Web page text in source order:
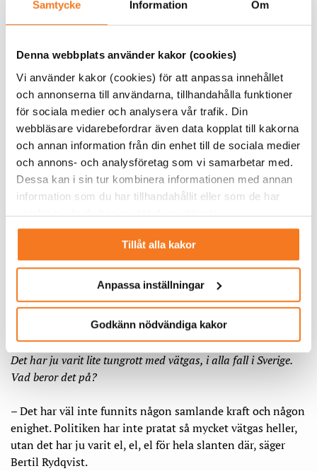
Samtycke Information Om
Denna webbplats använder kakor (cookies)
Vi använder kakor (cookies) för att anpassa innehållet
och annonserna till användarna, tillhandahålla funktioner
för sociala medier och analysera vår trafik. Din
webbläsare vidarebefordrar även data kopplat till kakorna
och annan information från din enhet till de sociala medier
och annons- och analysföretag som vi samarbetar med.
Dessa kan i sin tur kombinera informationen med annan
information som du har tillhandahållit eller som de har
samlat in när du har använt deras tjänster.
Tillåt alla kakor
Anpassa inställningar
Godkänn nödvändiga kakor
Finn Kofoed-Dam, vd på Strandmöllen.
– Det vi vill göra med det här projektet är att ta hela
kedjan från elproduktion, produktion av vätgas till
tankningsmöjlighet, säger Finn Kofoed-Dam, vd på
Strandmöllen.
I början var det tänkt att elproduktionen skulle ske via
vindkraftverk, finansierade av Ljungby Energi, men det
Som en del av satsningen har Strandmöllen även byggt en
avancerad fyllningsanläggning för flaskor, batterier och
trailers, vilket gör det möjligt att förse kunder med vätgas
oavsett behovets storlek och lokalisering.
Ingen samlande kraft bakom vätgas
Det har ju varit lite tungrott med vätgas, i alla fall i Sverige.
Vad beror det på?
– Det har väl inte funnits någon samlande kraft och någon
enighet. Politiken har inte pratat så mycket vätgas heller,
utan det har ju varit el, el, el för hela slanten där, säger
Bertil Rydqvist.